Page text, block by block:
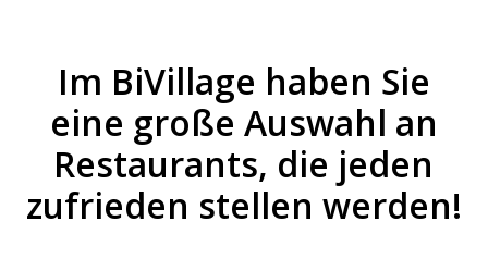
Im BiVillage haben Sie
eine große Auswahl an
Restaurants, die jeden
zufrieden stellen werden!